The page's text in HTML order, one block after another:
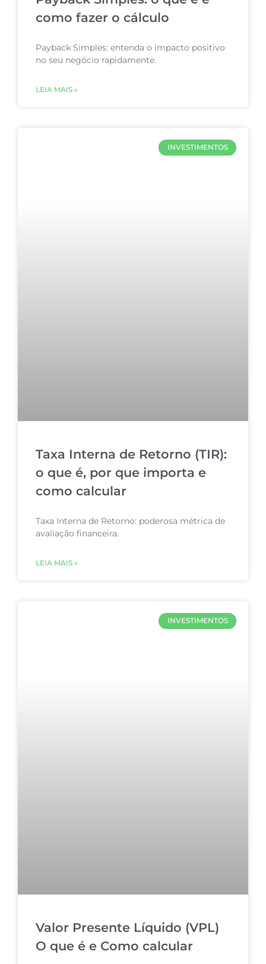
como fazer o cálculo
Payback Simples: entenda o impacto positivo
no seu negócio rapidamente.
LEIA MAIS »
INVESTIMENTOS
Taxa Interna de Retorno (TIR):
o que é, por que importa e
como calcular
Taxa Interna de Retorno: poderosa métrica de
avaliação financeira.
LEIA MAIS »
INVESTIMENTOS
Valor Presente Líquido (VPL)
O que é e Como calcular